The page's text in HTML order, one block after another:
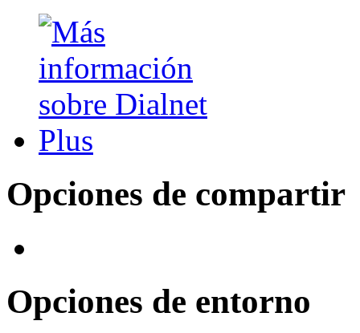
Opciones de compartir
Opciones de entorno